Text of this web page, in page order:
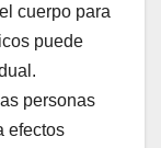
cuerpo para
puede
personas
efectos